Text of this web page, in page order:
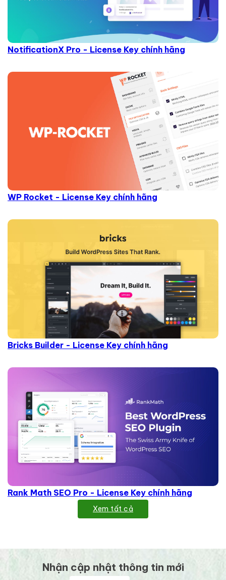
NotificationX Pro - License Key chính hãng
WP Rocket - License Key chính hãng
Bricks Builder - License Key chính hãng
Rank Math SEO Pro - License Key chính hãng
Xem tất cả
Nhận cập nhật thông tin mới